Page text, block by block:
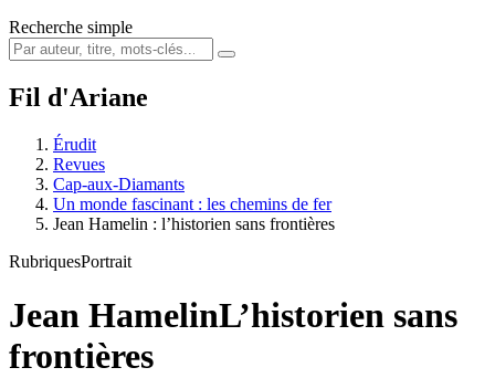
Recherche simple
Fil d'Ariane
Érudit
Revues
Cap-aux-Diamants
Un monde fascinant : les chemins de fer
Jean Hamelin : l’historien sans frontières
RubriquesPortrait
Jean HamelinL’historien sans
frontières